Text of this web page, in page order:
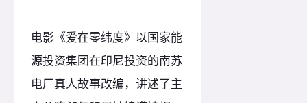
电影《爱在零纬度》以国家能
源投资集团在印尼投资的南苏
电厂真人故事改编，讲述了主